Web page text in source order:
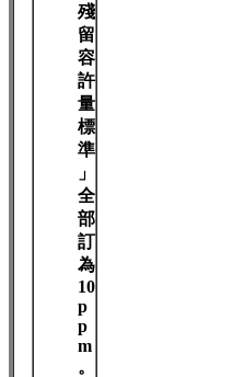
殘
留
容
許
量
標
準
」
全
部
訂
為
10
p
p
m
。